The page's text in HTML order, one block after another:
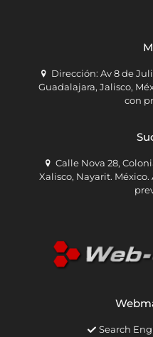
Dirección: Av 8 de
Guadalajara, Jalisco,
con
Calle Nova 28,
Xalisco, Nayarit.
Search